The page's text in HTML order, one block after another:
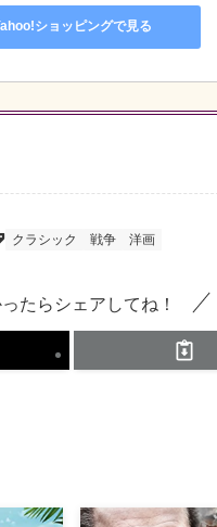
ショッピングで見る
クラシック 戦争 洋画
たらシェアしてね！